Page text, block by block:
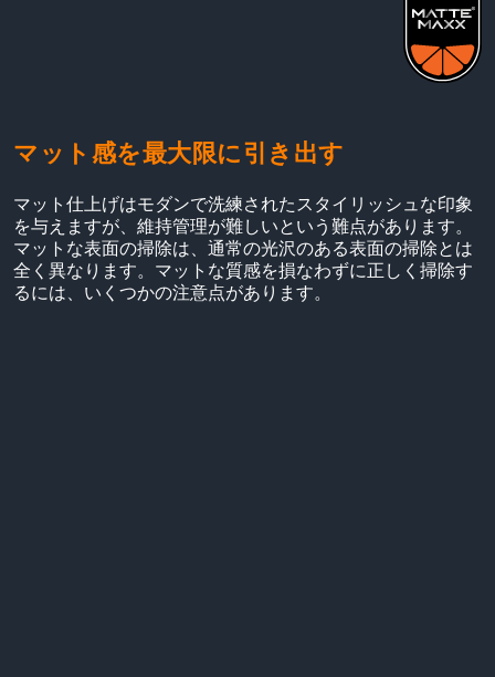
マット感を最大限に引き出す
マット仕上げはモダンで洗練されたスタイリッシュな印象
を与えますが、維持管理が難しいという難点があります。
マットな表面の掃除は、通常の光沢のある表面の掃除とは
全く異なります。マットな質感を損なわずに正しく掃除す
るには、いくつかの注意点があります。